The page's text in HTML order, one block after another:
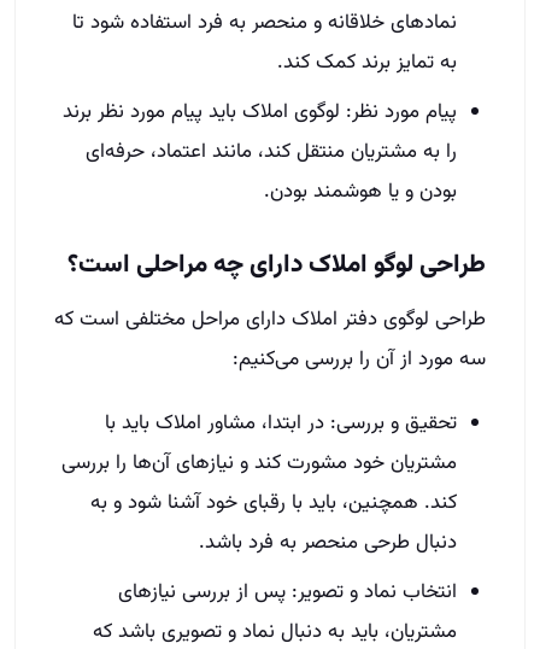
نمادهای خلاقانه و منحصر به فرد استفاده شود تا
به تمایز برند کمک کند.
پیام مورد نظر: لوگوی املاک باید پیام مورد نظر برند
را به مشتریان منتقل کند، مانند اعتماد، حرفه‌ای
بودن و یا هوشمند بودن.
طراحی لوگو املاک دارای چه مراحلی است؟
طراحی لوگوی دفتر املاک دارای مراحل مختلفی است که
سه مورد از آن را بررسی می‌کنیم:
تحقیق و بررسی: در ابتدا، مشاور املاک باید با
مشتریان خود مشورت کند و نیازهای آن‌ها را بررسی
کند. همچنین، باید با رقبای خود آشنا شود و به
دنبال طرحی منحصر به فرد باشد.
انتخاب نماد و تصویر: پس از بررسی نیازهای
مشتریان، باید به دنبال نماد و تصویری باشد که